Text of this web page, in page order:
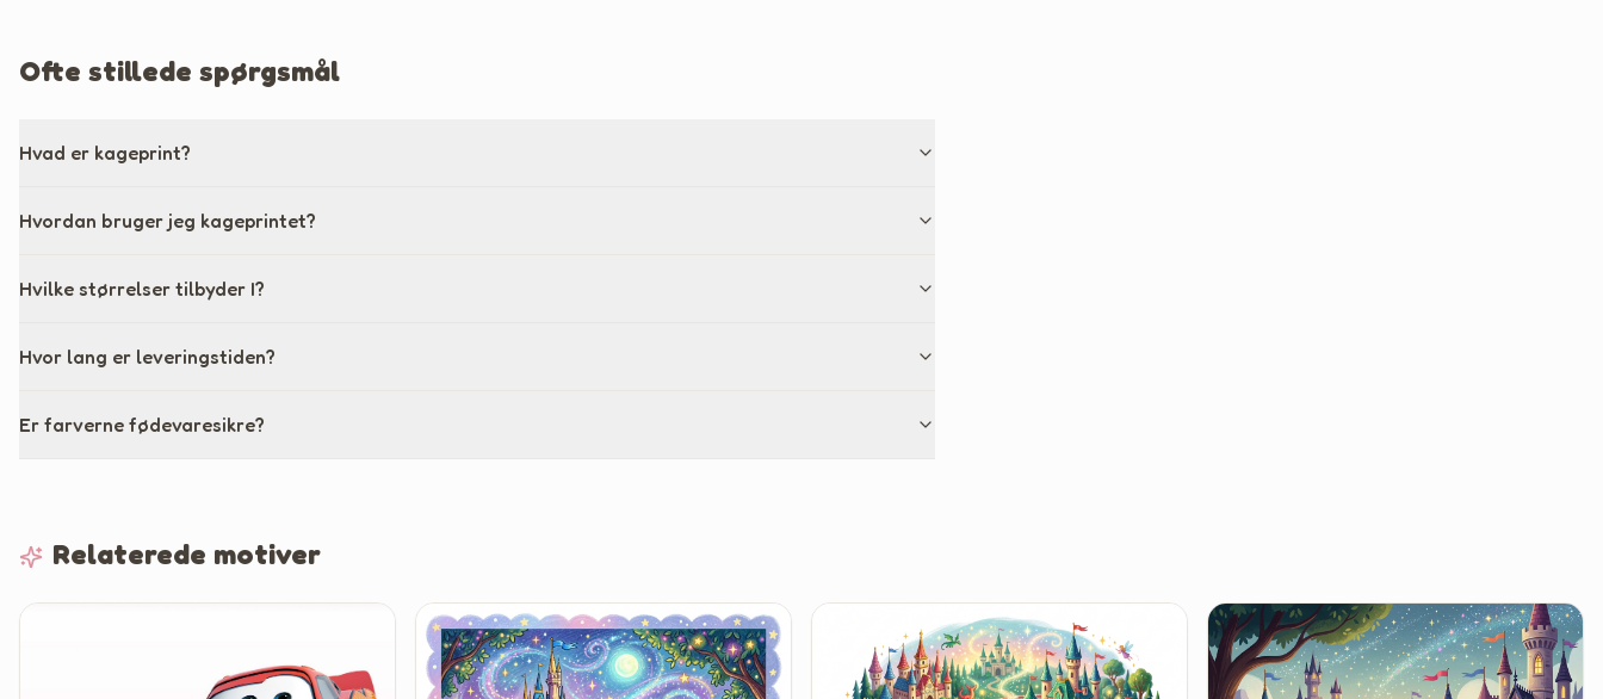
Ofte stillede spørgsmål
Hvad er kageprint?
Hvordan bruger jeg kageprintet?
Hvilke størrelser tilbyder I?
Hvor lang er leveringstiden?
Er farverne fødevaresikre?
Relaterede motiver